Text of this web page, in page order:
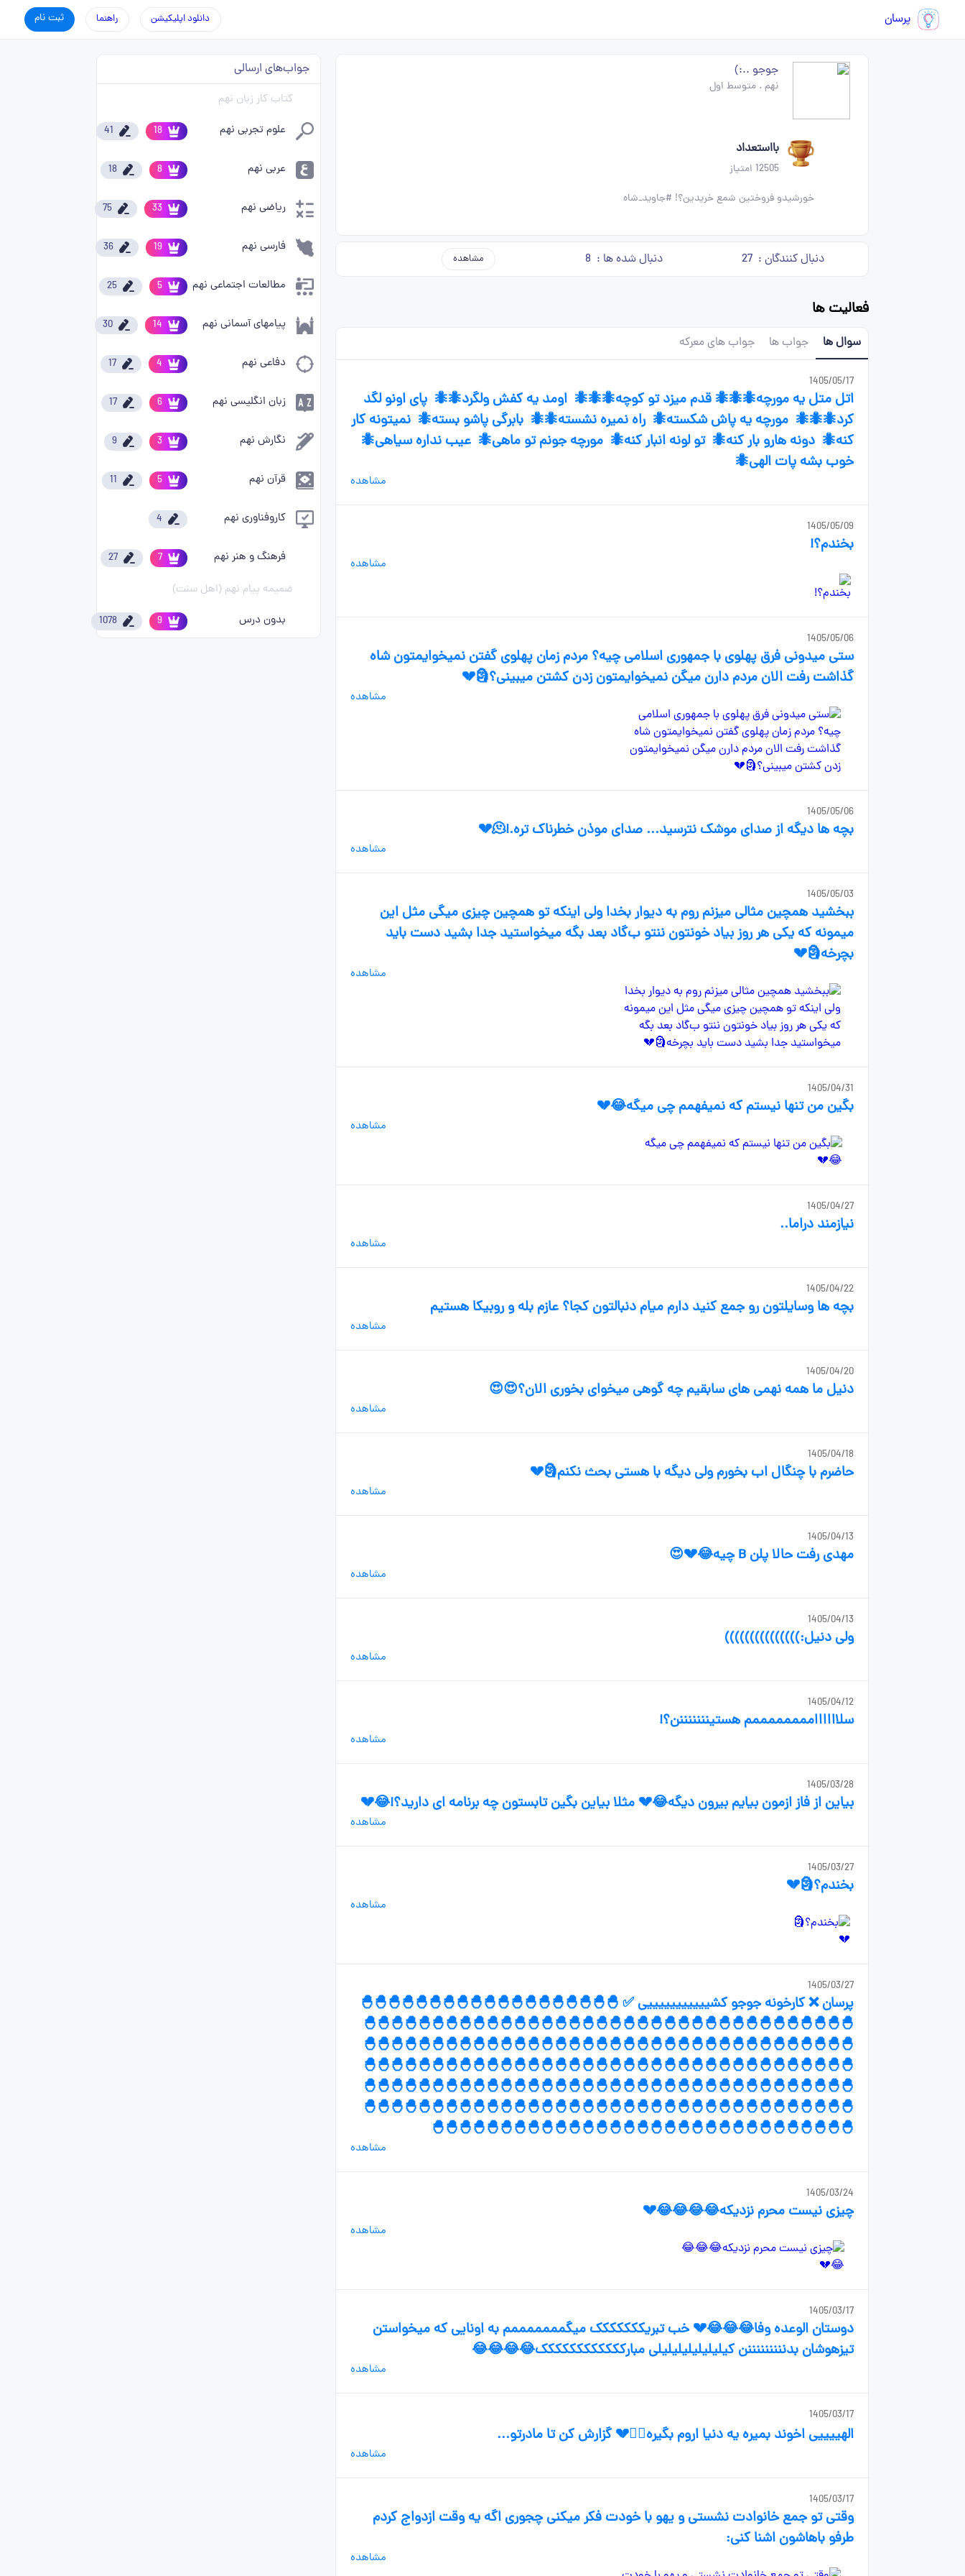
پرسان ثبت نام راهنما دانلود اپلیکیشن
جوجو ..:)
نهم .متوسط اول
بااستعداد
12505 امتیاز
خورشیدو فروختین شمع خریدین؟! #جاوید_شاه
دنبال کنندگان : 27 دنبال شده ها : 8 مشاهده
فعالیت ها
سوال ها جواب ها جواب های معرکه
1405/05/17
اتل متل یه مورچه🐜🐜🐜 قدم میزد تو کوچه🐜🐜🐜 اومد یه کفش ولگرد🐜🐜 پای اونو لگد
کرد🐜🐜🐜 مورچه یه پاش شکسته🐜 راه نمیره نشسته🐜🐜 بابرگی پاشو بسته🐜 نمیتونه کار
کنه🐜 دونه هارو بار کنه🐜 تو لونه انبار کنه🐜 مورچه جونم تو ماهی🐜 عیب نداره سیاهی🐜
خوب بشه پات الهی🐜
مشاهده
1405/05/09
بخندم؟!
مشاهده
1405/05/06
ستی میدونی فرق پهلوی با جمهوری اسلامی چیه؟ مردم زمان پهلوی گفتن نمیخوایمتون شاه
گذاشت رفت الان مردم دارن میگن نمیخوایمتون زدن کشتن میبینی؟🗿💔
مشاهده
1405/05/06
بچه ها دیگه از صدای موشک نترسید... صدای موذن خطرناک تره.!🫠💔
مشاهده
1405/05/03
ببخشید همچین مثالی میزنم روم به دیوار بخدا ولی اینکه تو همچین چیزی میگی مثل این
میمونه که یکی هر روز بیاد خونتون ننتو ب‌گاد بعد بگه میخواستید جدا بشید دست باید
بچرخه🗿💔
مشاهده
1405/04/31
بگین من تنها نیستم که نمیفهمم چی میگه😂💔
مشاهده
1405/04/27
نیازمند دراما..
مشاهده
1405/04/22
بچه ها وسایلتون رو جمع کنید دارم میام دنبالتون کجا؟ عازم بله و روبیکا هستیم
مشاهده
1405/04/20
دنیل ما همه نهمی های سابقیم چه گوهی میخوای بخوری الان؟😍😍
مشاهده
1405/04/18
حاضرم با چنگال اب بخورم ولی دیگه با هستی بحث نکنم🗿💔
مشاهده
1405/04/13
مهدی رفت حالا پلن B چیه😂💔😍
مشاهده
1405/04/13
ولی دنیل:)))))))))))))))
مشاهده
1405/04/12
سلااااااممممممممم هستینننننننن؟!
مشاهده
1405/03/28
بیاین از فاز ازمون بیایم بیرون دیگه😂💔 مثلا بیاین بگین تابستون چه برنامه ای دارید؟!😂💔
مشاهده
1405/03/27
بخندم؟🗿💔
مشاهده
1405/03/27
پرسان ❌️ کارخونه جوجو کشیییییییییییی ✅️ 🐣🐣🐣🐣🐣🐣🐣🐣🐣🐣🐣🐣🐣🐣🐣🐣🐣🐣🐣
🐣🐣🐣🐣🐣🐣🐣🐣🐣🐣🐣🐣🐣🐣🐣🐣🐣🐣🐣🐣🐣🐣🐣🐣🐣🐣🐣🐣🐣🐣🐣🐣🐣🐣🐣🐣
🐣🐣🐣🐣🐣🐣🐣🐣🐣🐣🐣🐣🐣🐣🐣🐣🐣🐣🐣🐣🐣🐣🐣🐣🐣🐣🐣🐣🐣🐣🐣🐣🐣🐣🐣🐣
🐣🐣🐣🐣🐣🐣🐣🐣🐣🐣🐣🐣🐣🐣🐣🐣🐣🐣🐣🐣🐣🐣🐣🐣🐣🐣🐣🐣🐣🐣🐣🐣🐣🐣🐣🐣
🐣🐣🐣🐣🐣🐣🐣🐣🐣🐣🐣🐣🐣🐣🐣🐣🐣🐣🐣🐣🐣🐣🐣🐣🐣🐣🐣🐣🐣🐣🐣🐣🐣🐣🐣🐣
🐣🐣🐣🐣🐣🐣🐣🐣🐣🐣🐣🐣🐣🐣🐣🐣🐣🐣🐣🐣🐣🐣🐣🐣🐣🐣🐣🐣🐣🐣🐣🐣🐣🐣🐣🐣
🐣🐣🐣🐣🐣🐣🐣🐣🐣🐣🐣🐣🐣🐣🐣🐣🐣🐣🐣🐣🐣🐣🐣🐣🐣🐣🐣🐣🐣🐣🐣
مشاهده
1405/03/24
چیزی نیست محرم نزدیکه😂😂😂😂💔
مشاهده
1405/03/17
دوستان الوعده وفا😂😂😂💔 خب تبریککککککک میگمممممممم به اونایی که میخواستن
تیزهوشان بدنننننننننن کیلیلیلیلیلیلیلی مبارکککککککککککک😂😂😂😂
مشاهده
1405/03/17
الهییییی اخوند بمیره یه دنیا اروم بگیره🚶‍♀️💔 گزارش کن تا مادرتو...
مشاهده
1405/03/17
وقتی تو جمع خانوادت نشستی و یهو با خودت فکر میکنی چجوری اگه یه وقت ازدواج کردم
طرفو باهاشون اشنا کنی:
مشاهده
جواب‌های ارسالی
کتاب کار زبان نهم
علوم تجربی نهم
18
41
عربی نهم 8
18
ریاضی نهم 33
75
فارسی نهم 19
36
مطالعات اجتماعی نهم 5
25
پیامهای آسمانی نهم 14
30
دفاعی نهم 4
17
زبان انگلیسی نهم 6
17
نگارش نهم 3
9
قرآن نهم 5
11
کاروفناوری نهم 4
فرهنگ و هنر نهم 7
27
ضمیمه پیام نهم (اهل سنت)
بدون درس
9
1078